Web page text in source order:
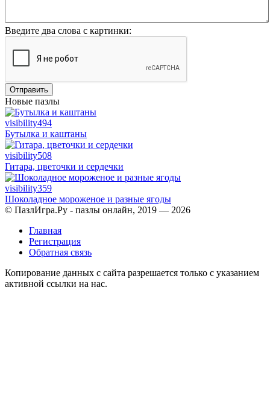
Введите два слова с картинки:
Отправить
Новые пазлы
visibility494
Бутылка и каштаны
visibility508
Гитара, цветочки и сердечки
visibility359
Шоколадное мороженое и разные ягоды
© ПазлИгра.Ру - пазлы онлайн, 2019 — 2026
Главная
Регистрация
Обратная связь
Копирование данных с сайта разрешается только с указанием
активной ссылки на нас.